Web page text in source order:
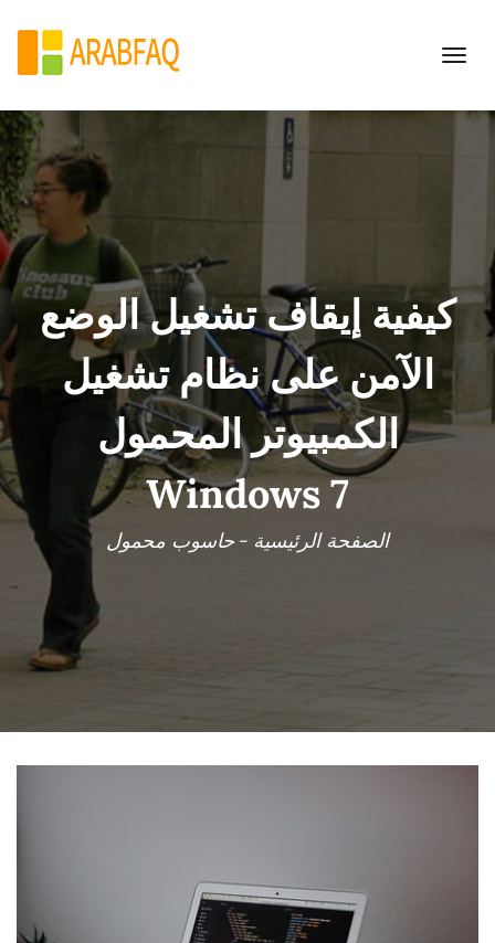
Toggle
كيفية إيقاف تشغيل الوضع
الآمن على نظام تشغيل
الكمبيوتر المحمول
Windows 7
الصفحة الرئيسية - حاسوب محمول